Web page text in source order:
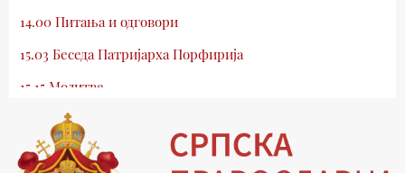
14.00 Питања и одговори
15.03 Беседа Патријарха Порфирија
15.15 Молитве
15.30 Млади у Цркви
16.03 Српски јерарси